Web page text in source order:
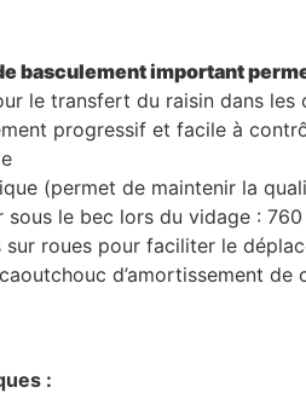
basculement important
le transfert du raisin dans les
progressif et facile à
(permet de maintenir la
sous le bec lors du vidage : 760
sur roues pour faciliter le
d’amortissement de
: